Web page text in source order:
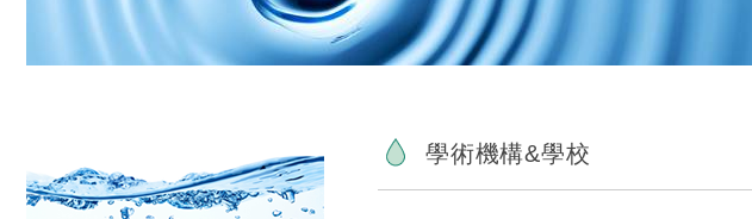
學術機構&學校